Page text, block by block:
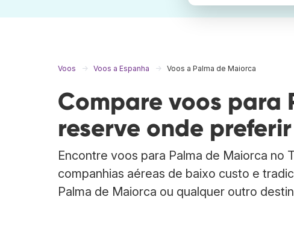
Voos Voos a Espanha Voos a Palma de Maiorca
Compare voos para
reserve onde preferir
Encontre voos para Palma de Maiorca no
companhias aéreas de baixo custo e
Palma de Maiorca ou qualquer outro